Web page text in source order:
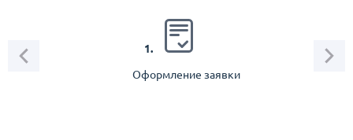
1.
Оформление заявки